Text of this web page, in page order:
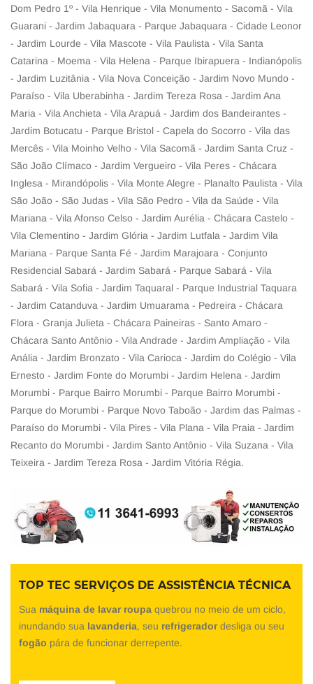
Dom Pedro 1º - Vila Henrique - Vila Monumento - Sacomã - Vila
Guarani - Jardim Jabaquara - Parque Jabaquara - Cidade Leonor
- Jardim Lourde - Vila Mascote - Vila Paulista - Vila Santa
Catarina - Moema - Vila Helena - Parque Ibirapuera - Indianópolis
- Jardim Luzitânia - Vila Nova Conceição - Jardim Novo Mundo -
Paraíso - Vila Uberabinha - Jardim Tereza Rosa - Jardim Ana
Maria - Vila Anchieta - Vila Arapuá - Jardim dos Bandeirantes -
Jardim Botucatu - Parque Bristol - Capela do Socorro - Vila das
Mercês - Vila Moinho Velho - Vila Sacomã - Jardim Santa Cruz -
São João Clímaco - Jardim Vergueiro - Vila Peres - Chácara
Inglesa - Mirandópolis - Vila Monte Alegre - Planalto Paulista - Vila
São João - São Judas - Vila São Pedro - Vila da Saúde - Vila
Mariana - Vila Afonso Celso - Jardim Aurélia - Chácara Castelo -
Vila Clementino - Jardim Glória - Jardim Lutfala - Jardim Vila
Mariana - Parque Santa Fé - Jardim Marajoara - Conjunto
Residencial Sabará - Jardim Sabará - Parque Sabará - Vila
Sabará - Vila Sofia - Jardim Taquaral - Parque Industrial Taquara
- Jardim Catanduva - Jardim Umuarama - Pedreira - Chácara
Flora - Granja Julieta - Chácara Paineiras - Santo Amaro -
Chácara Santo Antônio - Vila Andrade - Jardim Ampliação - Vila
Anália - Jardim Bronzato - Vila Carioca - Jardim do Colégio - Vila
Ernesto - Jardim Fonte do Morumbi - Jardim Helena - Jardim
Morumbi - Parque Bairro Morumbi - Parque Bairro Morumbi -
Parque do Morumbi - Parque Novo Taboão - Jardim das Palmas -
Paraíso do Morumbi - Vila Pires - Vila Plana - Vila Praia - Jardim
Recanto do Morumbi - Jardim Santo Antônio - Vila Suzana - Vila
Teixeira - Jardim Tereza Rosa - Jardim Vitória Régia.
TOP TEC SERVIÇOS DE ASSISTÊNCIA TÉCNICA
Sua máquina de lavar roupa quebrou no meio de um ciclo,
inundando sua lavanderia, seu refrigeradordesliga ou seu
fogão pára de funcionar derrepente.